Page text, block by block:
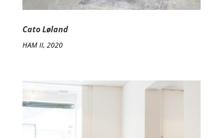
Cato Løland
HAM II, 2020